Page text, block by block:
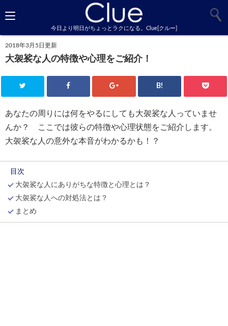
今日より明日がちょっとラクになる。Clue[クルー]
2018年3月5日更新
大袈裟な人の特徴や心理をご紹介！
B!
あなたの周りには何をやるにしても大袈裟な人っていませ
んか？ ここでは彼らの特徴や心理状態をご紹介します。
大袈裟な人の意外な本音がわかるかも！？
目次
大袈裟な人にありがちな特徴と心理とは？
大袈裟な人への対処法とは？
まとめ